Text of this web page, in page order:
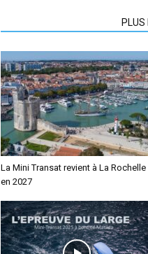
PLUS
La Mini Transat revient à La Rochelle
en 2027